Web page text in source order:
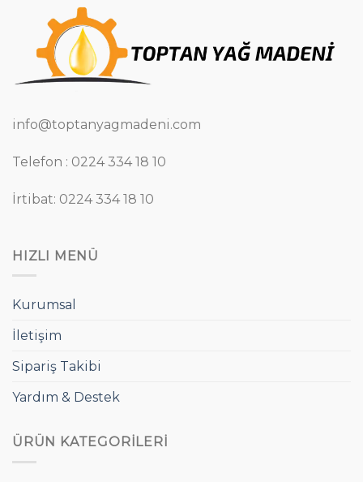
info@toptanyagmadeni.com
Telefon : 0224 334 18 10
İrtibat: 0224 334 18 10
HIZLI MENÜ
Kurumsal
İletişim
Sipariş Takibi
Yardım & Destek
ÜRÜN KATEGORILERI